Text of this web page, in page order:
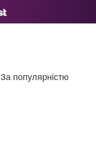
За популярністю